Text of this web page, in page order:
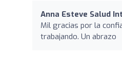
Anna Esteve Salud
Mil gracias por la
trabajando. Un abrazo